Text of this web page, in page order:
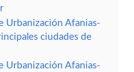
Urbanización Afanias-
ciudades de
Urbanización Afanias-